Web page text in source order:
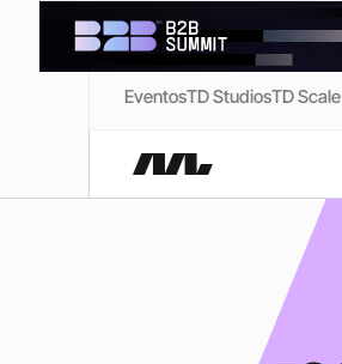
EventosTD StudiosTD Scale